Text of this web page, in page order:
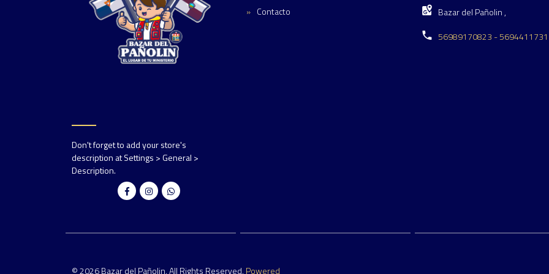
Don't forget to add your store's
description at Settings > General >
Description.
Contacto
Bazar del Pañolin ,
56989170823 -
© 2026 Bazar del Pañolin. All Rights Reserved. Powered